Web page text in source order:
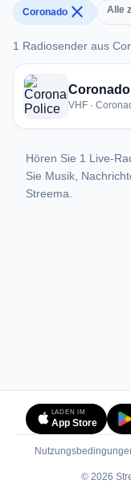
Coronado close Alle
1 Radiosender aus
1 Radiosender aus
VHF ·
Hören Sie 1 Live-
Sie Musik,
Streema.
LADEN IM
App Store
© 2026